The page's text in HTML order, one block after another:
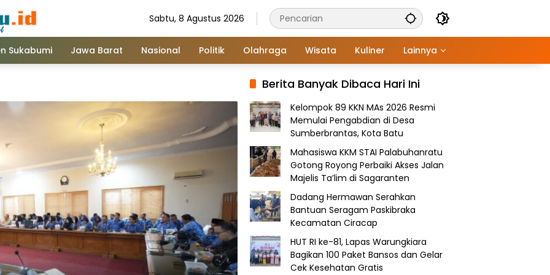
Sabtu, 8 Agustus 2026
Sukabumi Jawa Barat Nasional Politik Olahraga Wisata Kuliner Lainnya
Berita Banyak Dibaca Hari Ini
Kelompok 89 KKN MAs 2026 Resmi
Memulai Pengabdian di Desa
Sumberbrantas, Kota Batu
Mahasiswa KKM STAI Palabuhanratu
Gotong Royong Perbaiki Akses Jalan
Majelis Ta’lim di Sagaranten
Dadang Hermawan Serahkan
Bantuan Seragam Paskibraka
Kecamatan Ciracap
HUT RI ke-81, Lapas Warungkiara
Bagikan 100 Paket Bansos dan Gelar
Cek Kesehatan Gratis